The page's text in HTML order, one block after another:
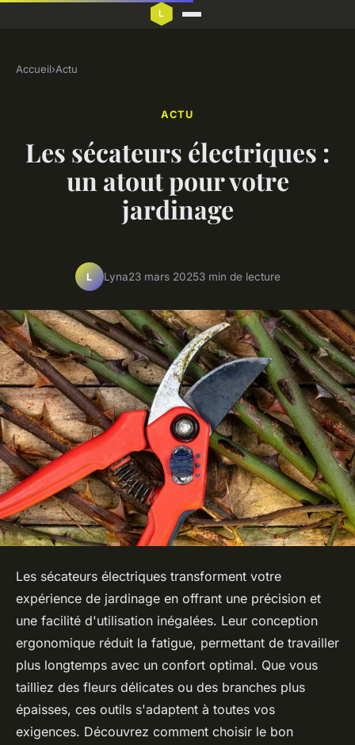
Accueil›Actu
ACTU
Les sécateurs électriques :
un atout pour votre
jardinage
L Lyna23 mars 20253 min de lecture
Les sécateurs électriques transforment votre
expérience de jardinage en offrant une précision et
une facilité d'utilisation inégalées. Leur conception
ergonomique réduit la fatigue, permettant de travailler
plus longtemps avec un confort optimal. Que vous
tailliez des fleurs délicates ou des branches plus
épaisses, ces outils s'adaptent à toutes vos
exigences. Découvrez comment choisir le bon